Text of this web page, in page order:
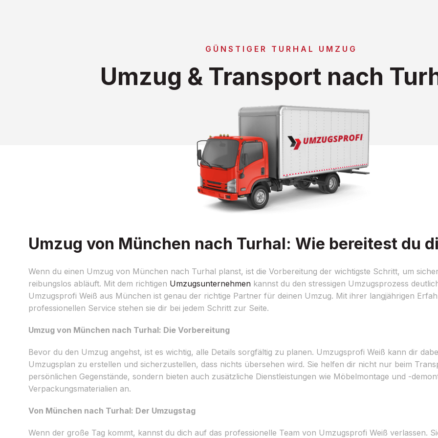
GÜNSTIGER TURHAL UMZUG
Umzug & Transport nach
Umzug von München nach Turhal: Wie bereitest du
Wenn du einen Umzug von München nach Turhal planst, ist die Vorbereitung der wichtigste Schritt, um
reibungslos abläuft. Mit dem richtigen Umzugsunternehmen kannst du den stressigen Umzugsprozess
Umzugsprofi Weiß aus München ist genau der richtige Partner für deinen Umzug. Mit ihrer langjährigen
professionellen Service stehen sie dir bei jedem Schritt zur Seite.
Umzug von München nach Turhal: Die Vorbereitung
Bevor du den Umzug angehst, ist es wichtig, alle Details sorgfältig zu planen. Umzugsprofi Weiß kann dir
Umzugsplan zu erstellen und sicherzustellen, dass nichts übersehen wird. Sie helfen dir nicht nur beim
persönlichen Gegenstände, sondern bieten auch zusätzliche Dienstleistungen wie Möbelmontage und -
Verpackungsmaterialien an.
Von München nach Turhal: Der Umzugstag
Wenn der große Tag kommt, kannst du dich auf das professionelle Team von Umzugsprofi Weiß verlassen.